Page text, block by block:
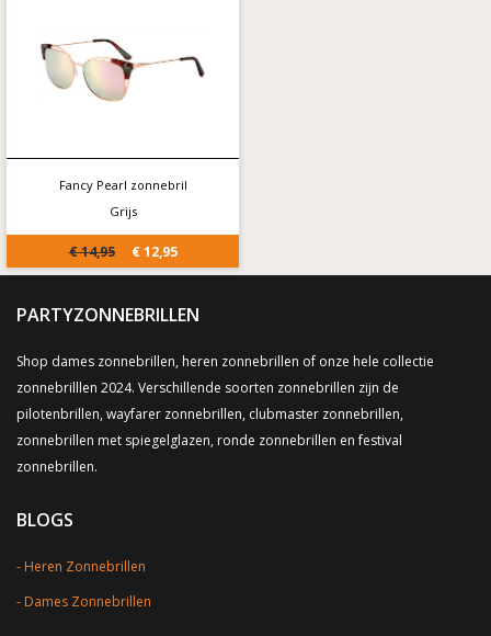
Fancy Pearl zonnebril
Grijs
€ 14,95 € 12,95
PARTYZONNEBRILLEN
Shop dames zonnebrillen, heren zonnebrillen of onze hele collectie
zonnebrilllen 2024. Verschillende soorten zonnebrillen zijn de
pilotenbrillen, wayfarer zonnebrillen, clubmaster zonnebrillen,
zonnebrillen met spiegelglazen, ronde zonnebrillen en festival
zonnebrillen.
BLOGS
Heren Zonnebrillen
Dames Zonnebrillen